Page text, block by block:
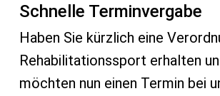
Schnelle Terminvergabe
Haben Sie kürzlich eine
Rehabilitationssport erhalten
möchten nun einen Termin bei